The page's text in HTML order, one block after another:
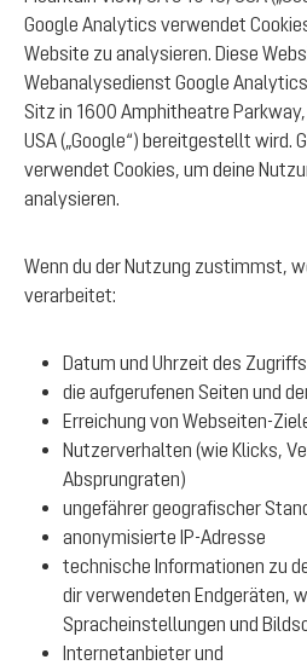
Google Analytics verwendet
Website zu analysieren. Diese
Webanalysedienst Google
Sitz in 1600 Amphitheatre
USA („Google“) bereitgestellt wird.
verwendet Cookies, um deine
analysieren.
Wenn du der Nutzung zustimmst,
verarbeitet:
Datum und Uhrzeit des Zugriffs
die aufgerufenen Seiten und
Erreichung von Webseiten-
Nutzerverhalten (wie Klicks,
Absprungraten)
ungefährer geografischer
anonymisierte IP-Adresse
technische Informationen zu
dir verwendeten Endgeräten,
Spracheinstellungen und
Internetanbieter und